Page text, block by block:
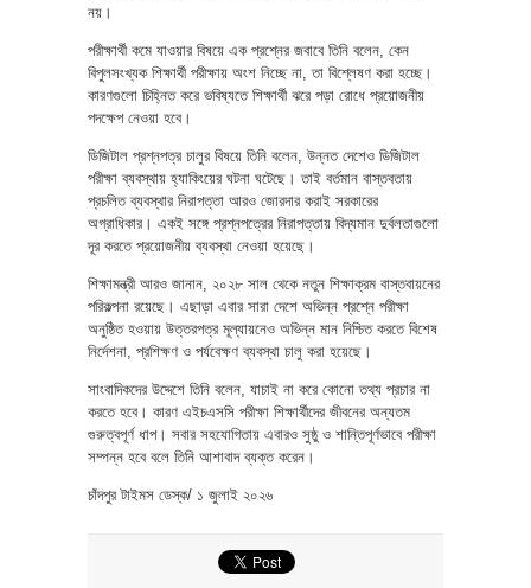
নয়।
পরীক্ষার্থী কমে যাওয়ার বিষয়ে এক প্রশ্নের জবাবে তিনি বলেন, কেন
বিপুলসংখ্যক শিক্ষার্থী পরীক্ষায় অংশ নিচ্ছে না, তা বিশ্লেষণ করা হচ্ছে।
কারণগুলো চিহ্নিত করে ভবিষ্যতে শিক্ষার্থী ঝরে পড়া রোধে প্রয়োজনীয়
পদক্ষেপ নেওয়া হবে।
ডিজিটাল প্রশ্নপত্র চালুর বিষয়ে তিনি বলেন, উন্নত দেশেও ডিজিটাল
পরীক্ষা ব্যবস্থায় হ্যাকিংয়ের ঘটনা ঘটেছে। তাই বর্তমান বাস্তবতায়
প্রচলিত ব্যবস্থার নিরাপত্তা আরও জোরদার করাই সরকারের
অগ্রাধিকার। একই সঙ্গে প্রশ্নপত্রের নিরাপত্তায় বিদ্যমান দুর্বলতাগুলো
দূর করতে প্রয়োজনীয় ব্যবস্থা নেওয়া হয়েছে।
শিক্ষামন্ত্রী আরও জানান, ২০২৮ সাল থেকে নতুন শিক্ষাক্রম বাস্তবায়নের
পরিকল্পনা রয়েছে। এছাড়া এবার সারা দেশে অভিন্ন প্রশ্নে পরীক্ষা
অনুষ্ঠিত হওয়ায় উত্তরপত্র মূল্যায়নেও অভিন্ন মান নিশ্চিত করতে বিশেষ
নির্দেশনা, প্রশিক্ষণ ও পর্যবেক্ষণ ব্যবস্থা চালু করা হয়েছে।
সাংবাদিকদের উদ্দেশে তিনি বলেন, যাচাই না করে কোনো তথ্য প্রচার না
করতে হবে। কারণ এইচএসসি পরীক্ষা শিক্ষার্থীদের জীবনের অন্যতম
গুরুত্বপূর্ণ ধাপ। সবার সহযোগিতায় এবারও সুষ্ঠু ও শান্তিপূর্ণভাবে পরীক্ষা
সম্পন্ন হবে বলে তিনি আশাবাদ ব্যক্ত করেন।
চাঁদপুর টাইমস ডেস্ক/ ১ জুলাই ২০২৬